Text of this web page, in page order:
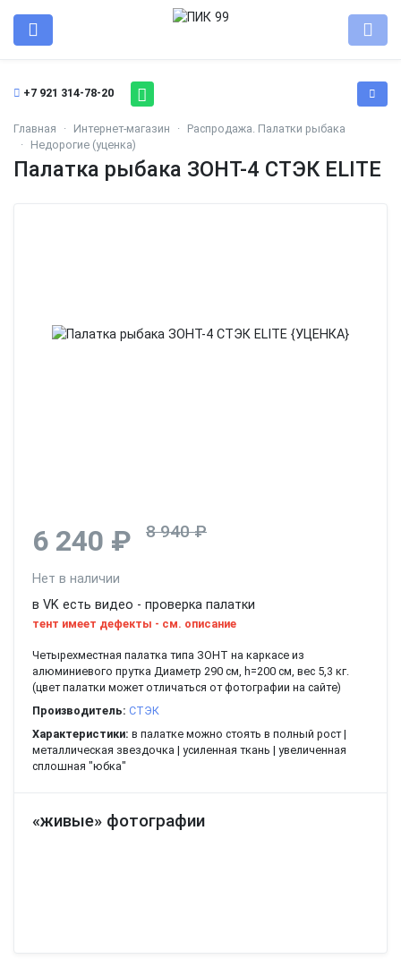
+7 921 314-78-20
Главная Интернет-магазин
Распродажа. Палатки рыбака
Недорогие (уценка)
Палатка рыбака ЗОНТ-4 СТЭК ELITE
6 240 ₽ 8 940 ₽
Нет в наличии
в VK есть видео - проверка палатки
тент имеет дефекты - см. описание
Четырехместная палатка типа ЗОНТ на каркасе из
алюминиевого прутка Диаметр 290 см, h=200 см, вес 5,3 кг.
(цвет палатки может отличаться от фотографии на сайте)
Производитель: СТЭК
Характеристики: в палатке можно стоять в полный рост |
металлическая звездочка | усиленная ткань | увеличенная
сплошная "юбка"
«живые» фотографии